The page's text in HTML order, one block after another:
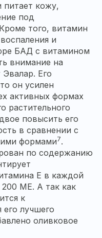
питает кожу,
под
того, витамин
и
БАД с витамином
внимание на
Эвалар. Его
он усилен
активных формах
растительного
повысить его
в сравнении с
формами7.
по содержанию
Е в каждой
200 МЕ. А так как
к
лучшего
оливковое